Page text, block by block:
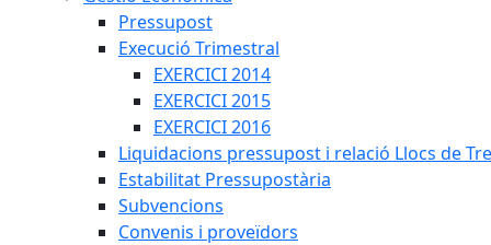
Pressupost
Execució Trimestral
EXERCICI 2014
EXERCICI 2015
EXERCICI 2016
Liquidacions pressupost i relació Llocs de
Estabilitat Pressupostària
Subvencions
Convenis i proveïdors